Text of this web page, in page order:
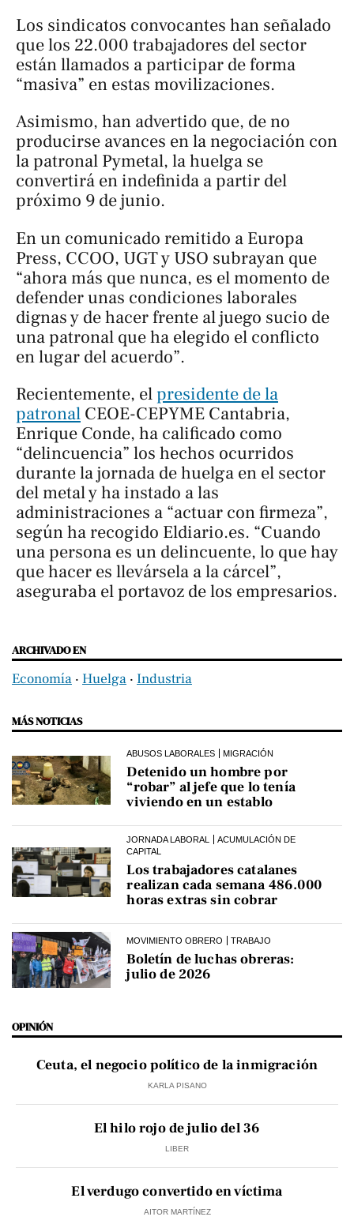
Los sindicatos convocantes han señalado
que los 22.000 trabajadores del sector
están llamados a participar de forma
“masiva” en estas movilizaciones.
Asimismo, han advertido que, de no
producirse avances en la negociación con
la patronal Pymetal, la huelga se
convertirá en indefinida a partir del
próximo 9 de junio.
En un comunicado remitido a Europa
Press, CCOO, UGT y USO subrayan que
“ahora más que nunca, es el momento de
defender unas condiciones laborales
dignas y de hacer frente al juego sucio de
una patronal que ha elegido el conflicto
en lugar del acuerdo”.
Recientemente, el presidente de la
patronal CEOE-CEPYME Cantabria,
Enrique Conde, ha calificado como
“delincuencia” los hechos ocurridos
durante la jornada de huelga en el sector
del metal y ha instado a las
administraciones a “actuar con firmeza”,
según ha recogido Eldiario.es. “Cuando
una persona es un delincuente, lo que hay
que hacer es llevársela a la cárcel”,
aseguraba el portavoz de los empresarios.
ARCHIVADO EN
Economía ‧ Huelga ‧ Industria
MÁS NOTICIAS
ABUSOS LABORALES MIGRACIÓN
Detenido un hombre por
“robar” al jefe que lo tenía
viviendo en un establo
JORNADA LABORAL
ACUMULACIÓN DE
CAPITAL
Los trabajadores catalanes
realizan cada semana 486.000
horas extras sin cobrar
MOVIMIENTO OBRERO TRABAJO
Boletín de luchas obreras:
julio de 2026
OPINIÓN
Ceuta, el negocio político de la inmigración
KARLA PISANO
El hilo rojo de julio del 36
LIBER
El verdugo convertido en víctima
AITOR MARTÍNEZ